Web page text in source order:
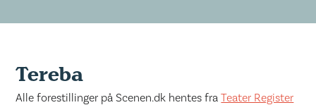
Tereba
Alle forestillinger på Scenen.dk hentes fraTeater Register